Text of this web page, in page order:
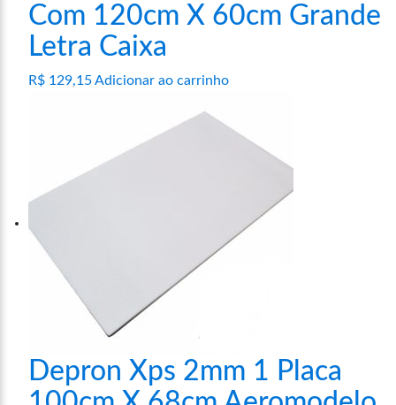
Com 120cm X 60cm Grande
Letra Caixa
R$ 129,15Adicionar ao carrinho
Depron Xps 2mm 1 Placa